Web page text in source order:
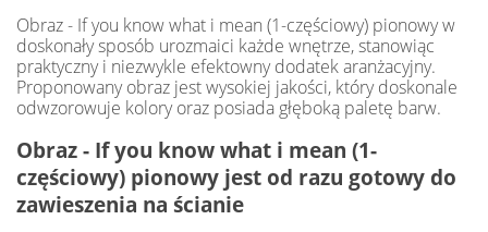
Obraz - If you know what i mean (1-częściowy) pionowy w
doskonały sposób urozmaici każde wnętrze, stanowiąc
praktyczny i niezwykle efektowny dodatek aranżacyjny.
Proponowany obraz jest wysokiej jakości, który doskonale
odwzorowuje kolory oraz posiada głęboką paletę barw.
Obraz - If you know what i mean (1-
częściowy) pionowy jest od razu gotowy do
zawieszenia na ścianie